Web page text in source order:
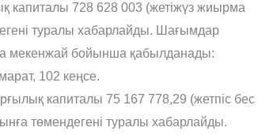
капиталы 728 628 003 (жетіжүз жиырма
туралы хабарлайды. Шағымдар
мекенжай бойынша қабылданады:
102 кеңсе.
капиталы 75 167 778,29 (жетпіс бес
төмендегені туралы хабарлайды.